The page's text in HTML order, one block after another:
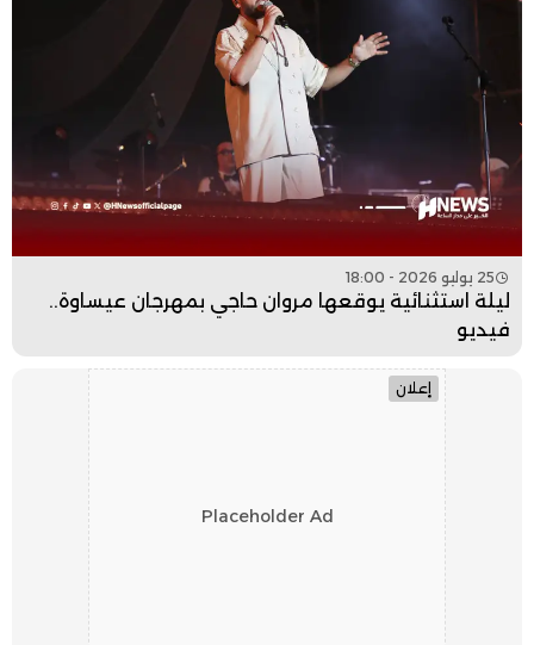
25 يوليو 2026 - 18:00
ليلة استثنائية يوقعها مروان حاجي بمهرجان عيساوة..
فيديو
إعلان
Placeholder Ad